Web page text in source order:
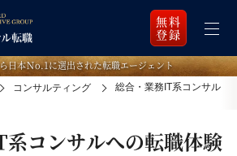
無料
登録
日本Ｎo.1に選出された転職エージェント
コンサルティング 総合・業務IT系コンサル
コンサルへの転職体験